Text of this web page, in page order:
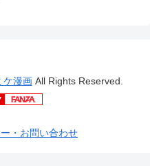
ケ漫画All Rights Reserved.
・お問い合わせ